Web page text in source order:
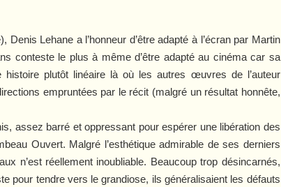
), Denis Lehane a l’honneur d’être adapté à l’écran par Martin
conteste le plus à même d’être adapté au cinéma car sa
plutôt linéaire là où les autres œuvres de l’auteur
empruntées par le récit (malgré un résultat honnête,
, assez barré et oppressant pour espérer une libération des
Ouvert. Malgré l’esthétique admirable de ses derniers
n’est réellement inoubliable. Beaucoup trop désincarnés,
pour tendre vers le grandiose, ils généralisaient les défauts